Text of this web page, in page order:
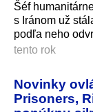
Šéf
s Iránom už
podľa neho
tento rok
Novinky
Prisoners,